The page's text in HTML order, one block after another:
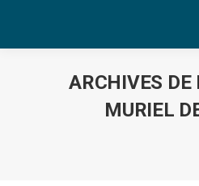
ARCHIVES DE
MURIEL